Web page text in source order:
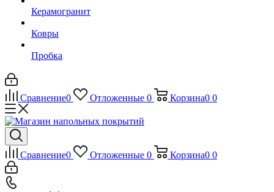
Керамогранит
Ковры
Пробка
Сравнение0 Отложенные 0 Корзина0 0
Сравнение0 Отложенные 0 Корзина0 0